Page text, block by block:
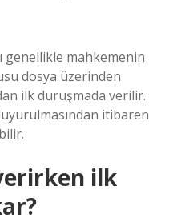
genellikle mahkemenin
dosya üzerinden
ilk duruşmada verilir.
itibaren
ilk